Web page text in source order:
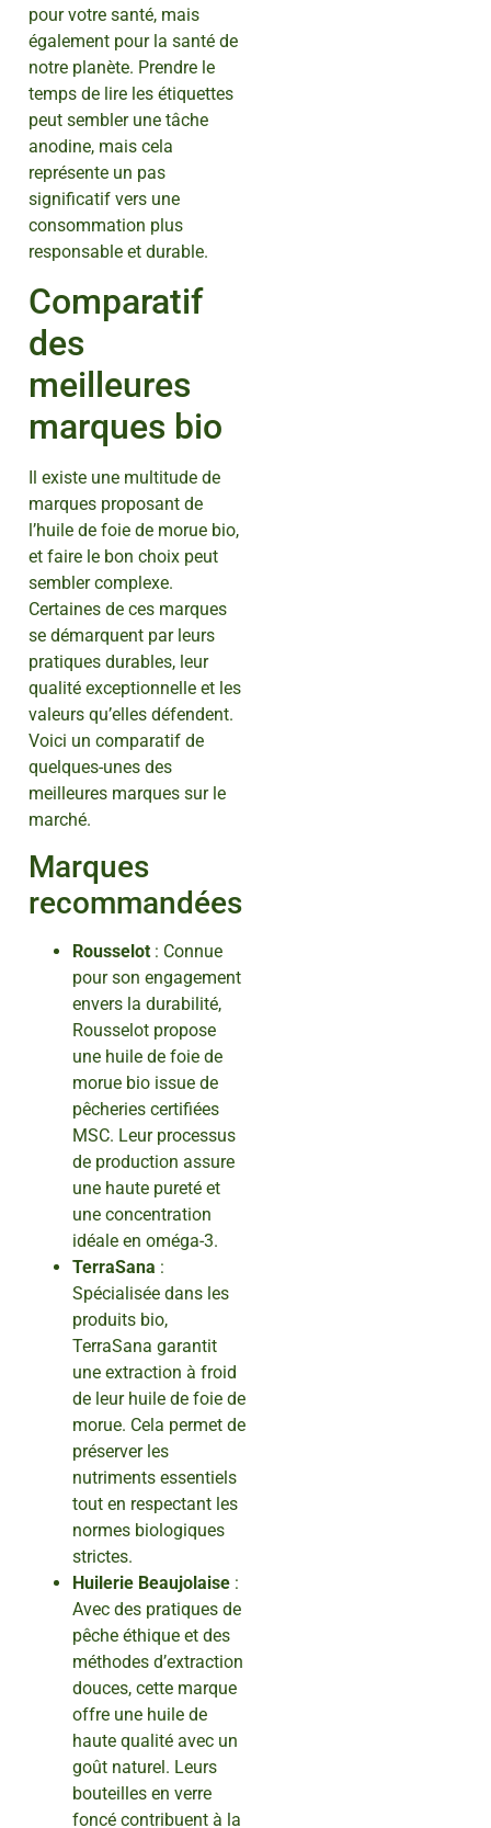
pour votre santé, mais
également pour la santé de
notre planète. Prendre le
temps de lire les étiquettes
peut sembler une tâche
anodine, mais cela
représente un pas
significatif vers une
consommation plus
responsable et durable.
Comparatif
des
meilleures
marques bio
Il existe une multitude de
marques proposant de
l’huile de foie de morue bio,
et faire le bon choix peut
sembler complexe.
Certaines de ces marques
se démarquent par leurs
pratiques durables, leur
qualité exceptionnelle et les
valeurs qu’elles défendent.
Voici un comparatif de
quelques-unes des
meilleures marques sur le
marché.
Marques
recommandées
Rousselot : Connue
pour son engagement
envers la durabilité,
Rousselot propose
une huile de foie de
morue bio issue de
pêcheries certifiées
MSC. Leur processus
de production assure
une haute pureté et
une concentration
idéale en oméga-3.
TerraSana :
Spécialisée dans les
produits bio,
TerraSana garantit
une extraction à froid
de leur huile de foie de
morue. Cela permet de
préserver les
nutriments essentiels
tout en respectant les
normes biologiques
strictes.
Huilerie Beaujolaise :
Avec des pratiques de
pêche éthique et des
méthodes d’extraction
douces, cette marque
offre une huile de
haute qualité avec un
goût naturel. Leurs
bouteilles en verre
foncé contribuent à la